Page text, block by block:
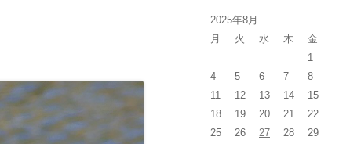
2025年8月
月
火 水 木 金
1
4
5 6 7 8
11
12 13 14 15
18
19 20 21 22
25
26 27 28 29